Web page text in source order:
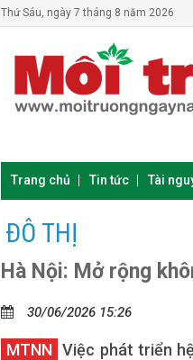
Thứ Sáu, ngày 7 tháng 8 năm 2026
Trang chủ Tin tức Tài
ĐÔ THỊ
Hà Nội: Mở rộng
30/06/2026 15:26
MTNN Việc phát triển